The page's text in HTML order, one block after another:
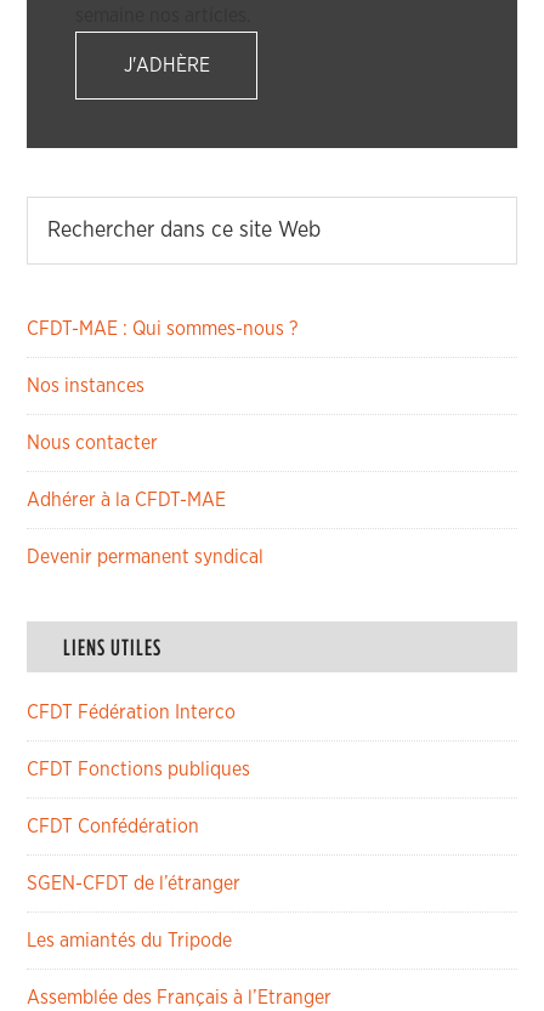
J'ADHÈRE
CFDT-MAE : Qui sommes-nous ?
Nos instances
Nous contacter
Adhérer à la CFDT-MAE
Devenir permanent syndical
LIENS UTILES
CFDT Fédération Interco
CFDT Fonctions publiques
CFDT Confédération
SGEN-CFDT de l’étranger
Les amiantés du Tripode
Assemblée des Français à l’Etranger